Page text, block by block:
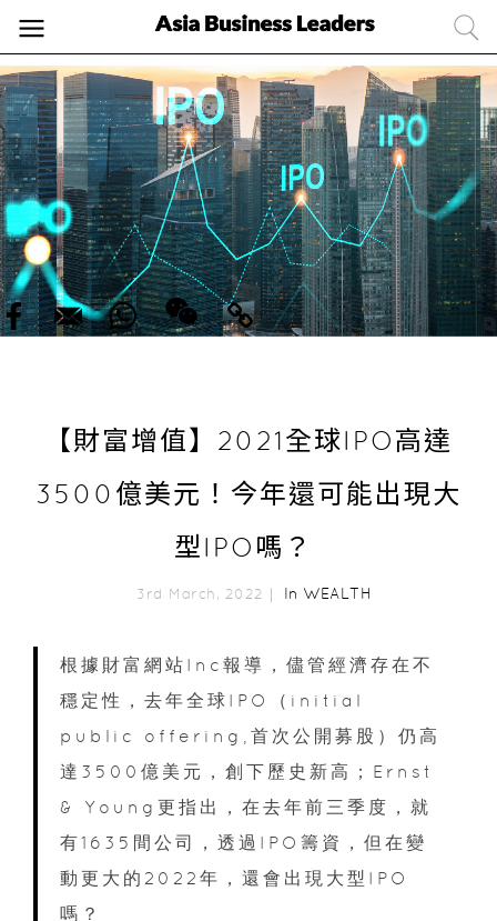
【財富增值】2021全球IPO高達
3500億美元！今年還可能出現大
型IPO嗎？
3rd March, 2022｜ In WEALTH
根據財富網站Inc報導，儘管經濟存在不
穩定性，去年全球IPO（initial
public offering,首次公開募股）仍高
達3500億美元，創下歷史新高；Ernst
& Young更指出，在去年前三季度，就
有1635間公司，透過IPO籌資，但在變
動更大的2022年，還會出現大型IPO
嗎？